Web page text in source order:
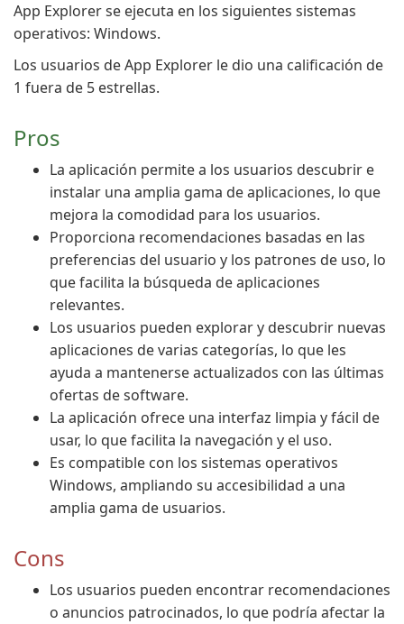
App Explorer se ejecuta en los siguientes sistemas
operativos: Windows.
Los usuarios de App Explorer le dio una calificación de
1 fuera de 5 estrellas.
Pros
La aplicación permite a los usuarios descubrir e
instalar una amplia gama de aplicaciones, lo que
mejora la comodidad para los usuarios.
Proporciona recomendaciones basadas en las
preferencias del usuario y los patrones de uso, lo
que facilita la búsqueda de aplicaciones
relevantes.
Los usuarios pueden explorar y descubrir nuevas
aplicaciones de varias categorías, lo que les
ayuda a mantenerse actualizados con las últimas
ofertas de software.
La aplicación ofrece una interfaz limpia y fácil de
usar, lo que facilita la navegación y el uso.
Es compatible con los sistemas operativos
Windows, ampliando su accesibilidad a una
amplia gama de usuarios.
Cons
Los usuarios pueden encontrar recomendaciones
o anuncios patrocinados, lo que podría afectar la